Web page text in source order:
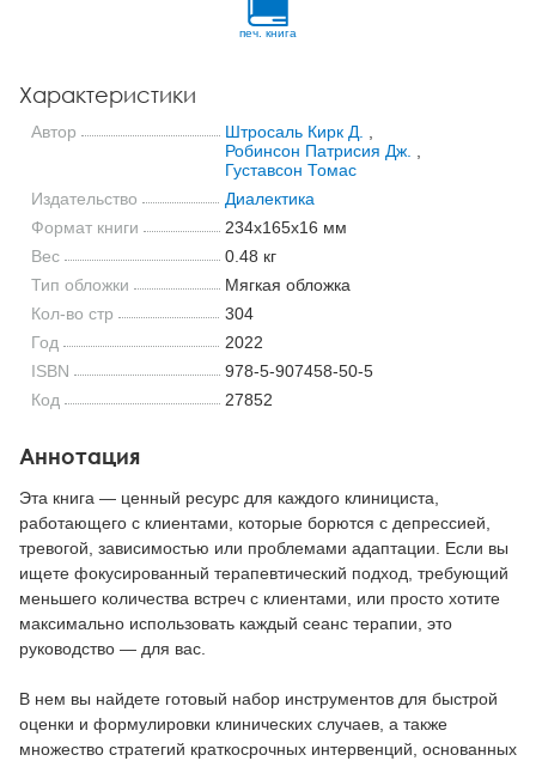
печ. книга
Характеристики
Автор Штросаль Кирк Д.
Робинсон Патрисия Дж.
Густавсон Томас
Издательство
Диалектика
Формат книги
234x165x16 мм
Вес
0.48 кг
Тип обложки
Мягкая обложка
Кол-во стр
304
Год
2022
ISBN
978-5-907458-50-5
Код
27852
Аннотация
Эта книга — ценный ресурс для каждого клинициста,
работающего с клиентами, которые борются с депрессией,
тревогой, зависимостью или проблемами адаптации. Если вы
ищете фокусированный терапевтический подход, требующий
меньшего количества встреч с клиентами, или просто хотите
максимально использовать каждый сеанс терапии, это
руководство — для вас.
В нем вы найдете готовый набор инструментов для быстрой
оценки и формулировки клинических случаев, а также
множество стратегий краткосрочных интервенций, основанных